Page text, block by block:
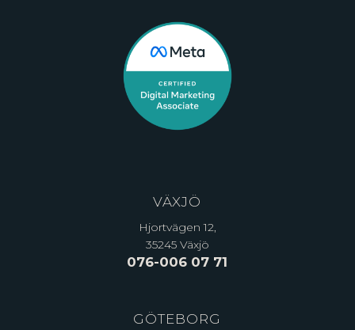
VÄXJÖ
Hjortvägen 12,
35245 Växjö
076-006 07 71
GÖTEBORG